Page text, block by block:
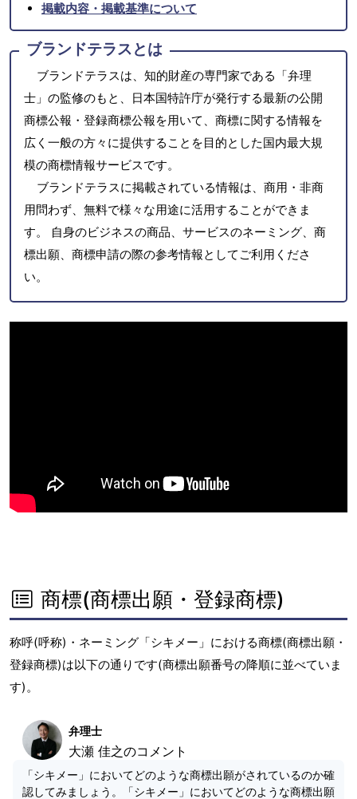
掲載内容・掲載基準について
ブランドテラスとは
ブランドテラスは、知的財産の専門家である「弁理
士」の監修のもと、日本国特許庁が発行する最新の公開
商標公報・登録商標公報を用いて、商標に関する情報を
広く一般の方々に提供することを目的とした国内最大規
模の商標情報サービスです。
ブランドテラスに掲載されている情報は、商用・非商
用問わず、無料で様々な用途に活用することができま
す。 自身のビジネスの商品、サービスのネーミング、商
標出願、商標申請の際の参考情報としてご利用くださ
い。
商標(商標出願・登録商標)
称呼(呼称)・ネーミング「シキメー」における商標(商標出願・
登録商標)は以下の通りです(商標出願番号の降順に並べていま
す)。
弁理士
大瀬 佳之のコメント
「シキメー」においてどのような商標出願がされているのか確
認してみましょう。「シキメー」においてどのような商標出願